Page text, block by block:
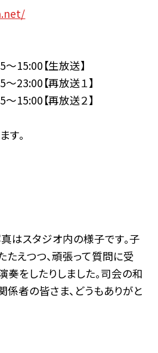
15:00【生放送】
23:00【再放送１】
15:00【再放送２】
す。
はスタジオ内の様子です。子
えつつ、頑張って質問に受
奏をしたりしました。司会の和
者の皆さま、どうもありがと